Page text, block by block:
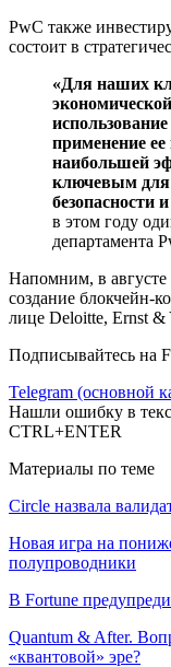
PwC также
состоит в
«Для наших
применение
наибольшей
ключевым
безопасности
в этом году
департамента
Напомним, в
создание блокчейн-
лице Deloitte, Ernst
Подписывайтесь на
Telegram (основной
Нашли ошибку в
CTRL+ENTER
Материалы по теме
Circle назвала
Новая игра на
полупроводники
В Fortune
Quantum & After.
«квантовой» эре?